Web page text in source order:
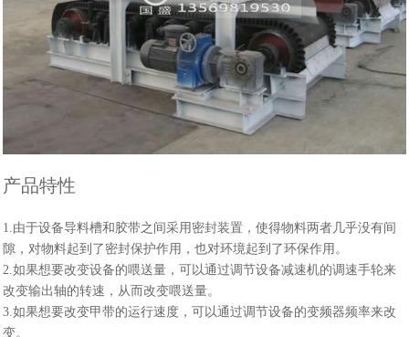
产品特性
1.由于设备导料槽和胶带之间采用密封装置，使得物料两者几乎没有间
隙，对物料起到了密封保护作用，也对环境起到了环保作用。
2.如果想要改变设备的喂送量，可以通过调节设备减速机的调速手轮来
改变输出轴的转速，从而改变喂送量。
3.如果想要改变甲带的运行速度，可以通过调节设备的变频器频率来改
变。